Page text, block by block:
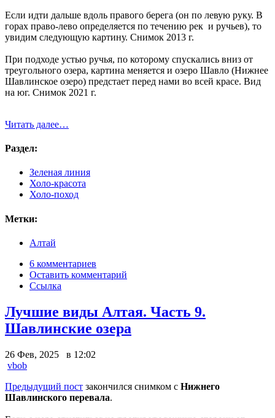
Если идти дальше вдоль правого берега (он по левую руку. В
горах право-лево определяется по течению рек и ручьев), то
увидим следующую картину. Снимок 2013 г.
При подходе устью ручья, по которому спускались вниз от
треугольного озера, картина меняется и озеро Шавло (Нижнее
Шавлинское озеро) предстает перед нами во всей красе. Вид
на юг. Снимок 2021 г.
Читать далее…
Раздел:
Зеленая линия
Холо-красота
Холо-поход
Метки:
Алтай
6 комментариев
Оставить комментарий
Ссылка
Лучшие виды Алтая. Часть 9.
Шавлинские озера
26 Фев, 2025 в 12:02
vbob
Предыдущий пост закончился снимком с Нижнего
Шавлинского перевала.